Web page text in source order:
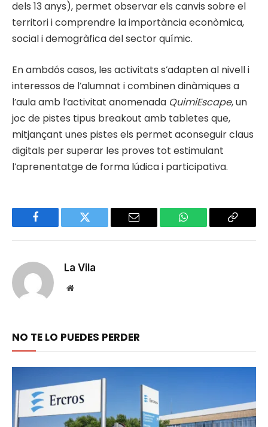
dels 13 anys), permet observar els canvis sobre el
territori i comprendre la importància econòmica,
social i demogràfica del sector químic.
En ambdós casos, les activitats s’adapten al nivell i
interessos de l’alumnat i combinen dinàmiques a
l’aula amb l’activitat anomenada QuimiEscape, un
joc de pistes tipus breakout amb tabletes que,
mitjançant unes pistes els permet aconseguir claus
digitals per superar les proves tot estimulant
l’aprenentatge de forma lúdica i participativa.
Facebook Twitter Email WhatsApp Copy
La Vila
Website
NO TE LO PUEDES PERDER